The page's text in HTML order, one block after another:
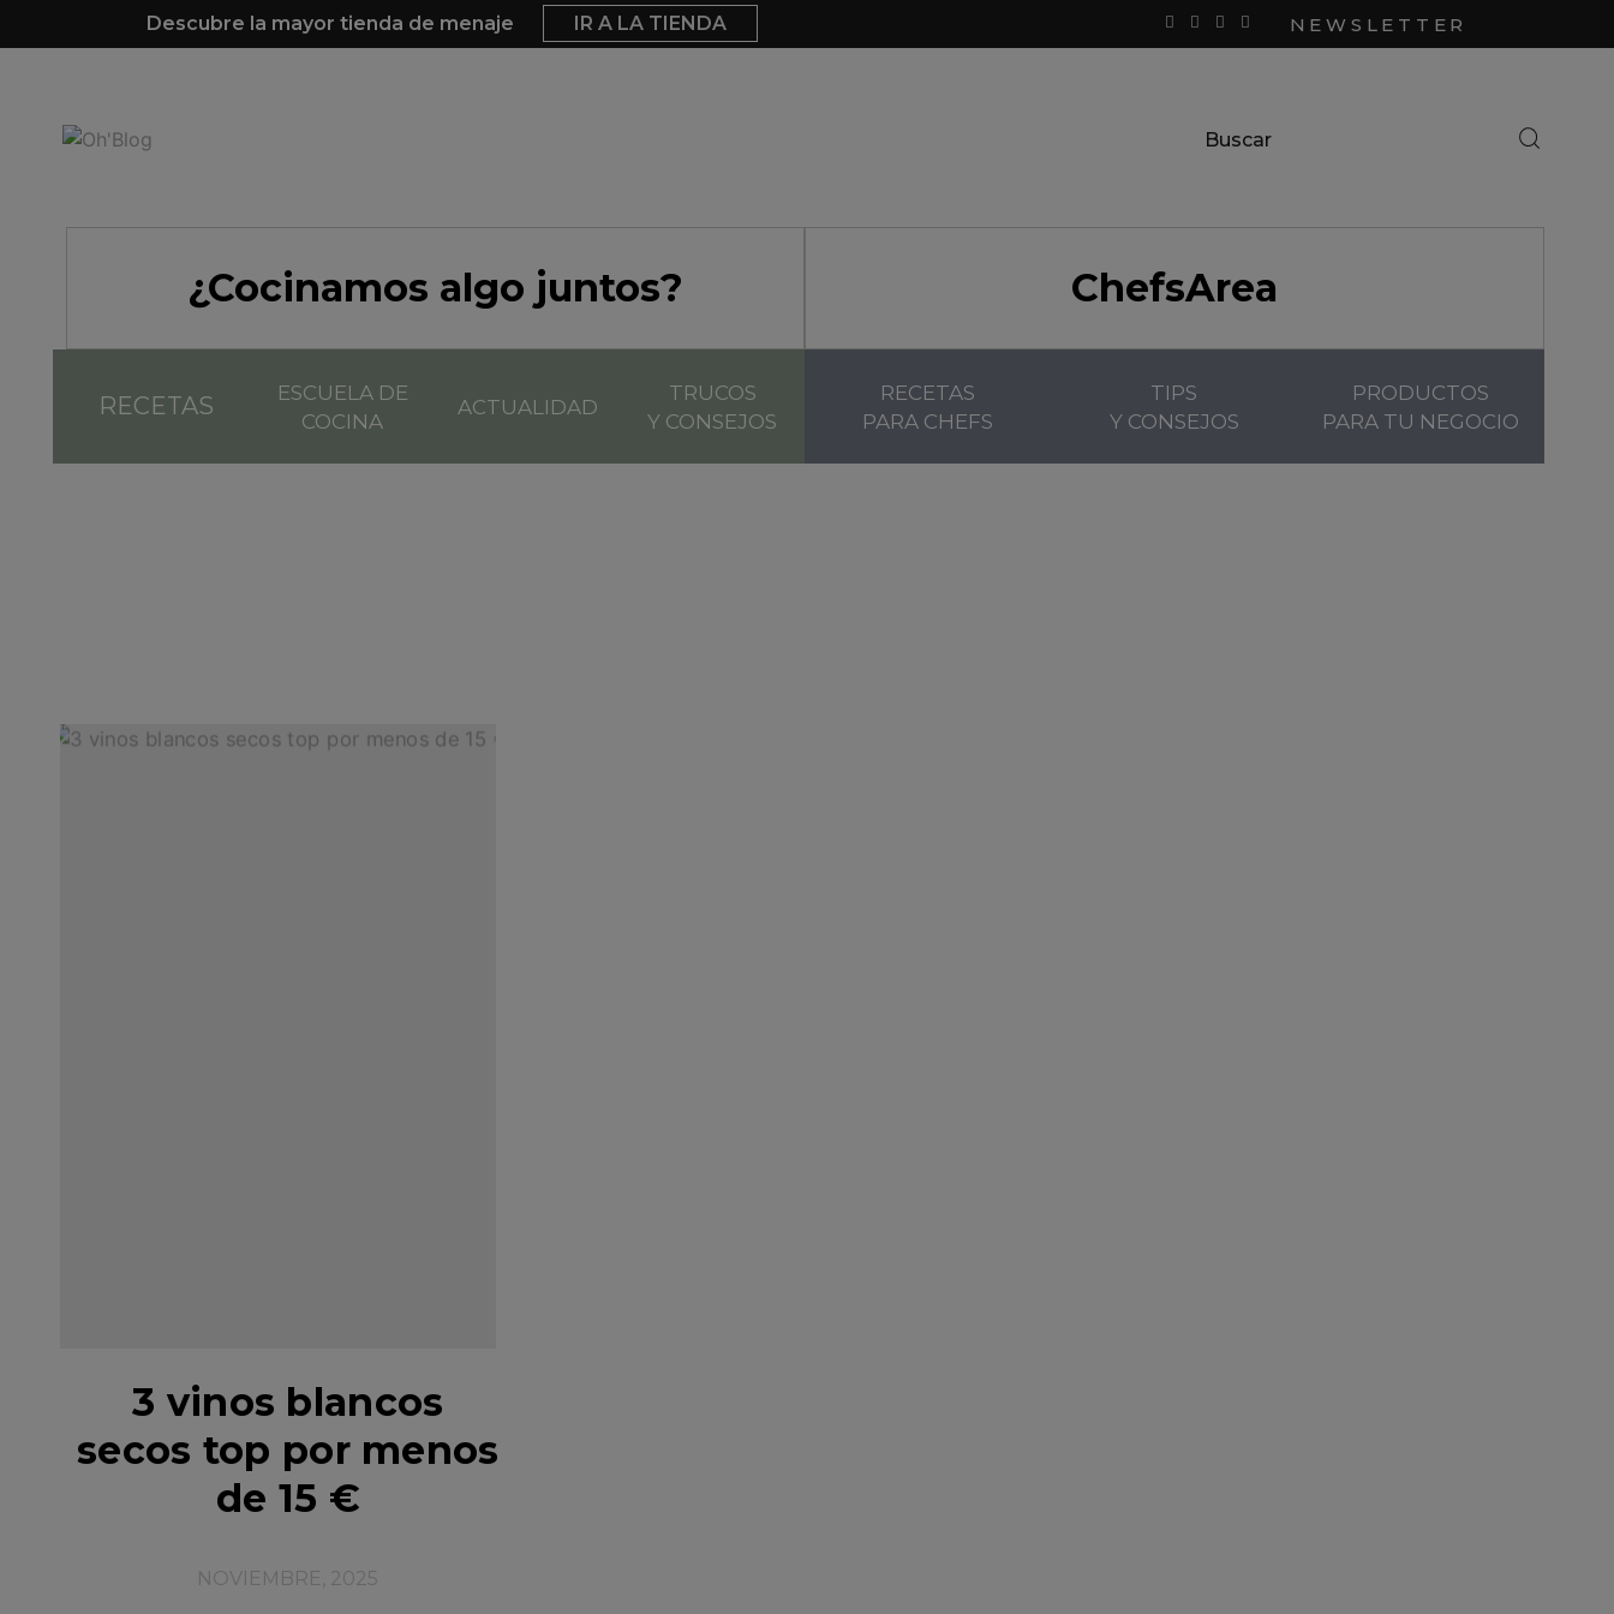
Descubre la mayor tienda de menaje IR A LA TIENDA NEWSLETTER
¿Cocinamos algo juntos?
RECETAS
ESCUELA DE
COCINA
ACTUALIDAD
TRUCOS
Y CONSEJOS
ChefsArea
RECETAS
PARA CHEFS
TIPS
Y CONSEJOS
PRODUCTOS
PARA TU NEGOCIO
3 vinos blancos
secos top por menos
de 15 €
NOVIEMBRE, 2025